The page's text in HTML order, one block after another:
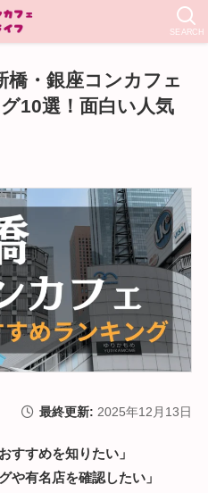
SEARCH
橋・銀座コンカフェ
10選！面白い人気
最終更新: 2025年12月13日
すすめを知りたい」
や有名店を確認したい」